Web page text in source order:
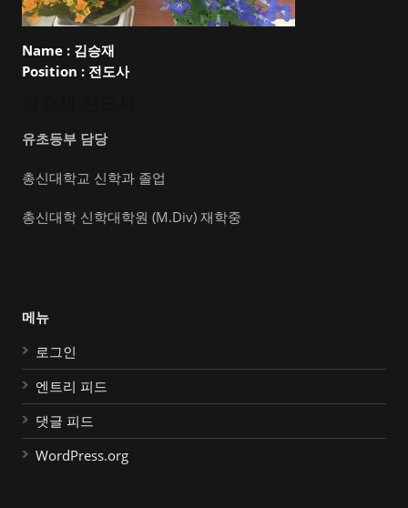
Name : 김승재
Position : 전도사
유초등부 담당
총신대학교 신학과 졸업
총신대학 신학대학원 (M.Div) 재학중
메뉴
로그인
엔트리 피드
댓글 피드
WordPress.org